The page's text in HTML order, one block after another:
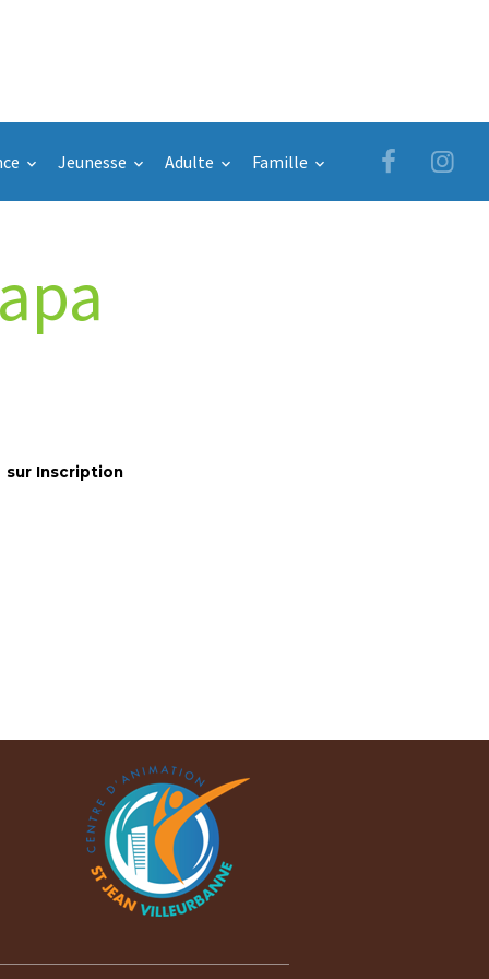
Jeunesse Adulte Famille
sur Inscription